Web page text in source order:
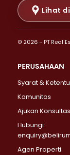
Properti Dijual di
Properti Dijual di
Properti Dijual
Properti
Properti Dijual di
Properti Dijual
Properti Dijual di
Properti Dijual
Properti Dijual di
Properti Dijual
Lihat
© 2026 - PT Real
PERUSAHAAN
Syarat &
Komunitas
Ajukan
Hubungi:
Agen Properti